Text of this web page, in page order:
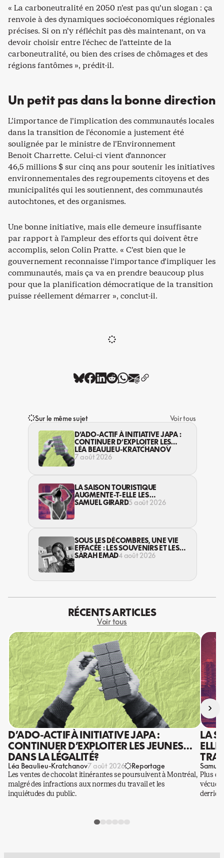
« La carboneutralité en 2050 n’est pas qu’un slogan : ça
renvoie à des dynamiques socioéconomiques régionales
précises. Si on n’y réfléchit pas dès maintenant, on va
devoir choisir entre l’échec de l’atteinte de la
carboneutralité, ou bien des crises de chômages et des
régions fantômes », prédit-il.
Un petit pas dans la bonne direction
L’importance de l’implication des communautés locales
dans la transition de l’économie a justement été
soulignée par le ministre de l’Environnement
Benoit Charrette. Celui-ci vient d’annoncer
46,5 millions $ sur cinq ans pour soutenir les initiatives
environnementales des regroupements citoyens et des
municipalités qui les soutiennent, des communautés
autochtones, et des organismes.
Une bonne initiative, mais elle demeure insuffisante
par rapport à l’ampleur des efforts qui doivent être
accomplis, selon Colin Pratte. « C’est bien que le
gouvernement reconnaisse l’importance d’impliquer les
communautés, mais ça va en prendre beaucoup plus
pour que la planification démocratique de la transition
puisse réellement démarrer », conclut-il.
Sur le même sujet
Voir tous
D’ADO-ACTIF À INITIATIVE JAPA :
CONTINUER D’EXPLOITER LES
JEUNES… DANS LA LÉGALITÉ?
LÉA BEAULIEU-KRATCHANOV
7 août 2026
LA SAISON TOURISTIQUE
AUGMENTE-T-ELLE LES
VIOLENCES CONTRE LES
SAMUEL GIRARD5 août 2026
SOUS LES DÉCOMBRES, UNE VIE
EFFACÉE : LES SOUVENIRS ET LES
RÊVES PERDUS DES HABITANT·ES
SARAH EMAD4 août 2026
RÉCENTS ARTICLES
Voir tous
D’ADO-ACTIF À INITIATIVE JAPA :
CONTINUER D’EXPLOITER LES JEUNES…
DANS LA LÉGALITÉ?
Léa Beaulieu-Kratchanov7 août 2026 Reportage
Les ventes de chocolat itinérantes se poursuivent à Montréal,
malgré des infractions aux normes du travail et les
inquiétudes du public.
LA
Plus
vécues
›